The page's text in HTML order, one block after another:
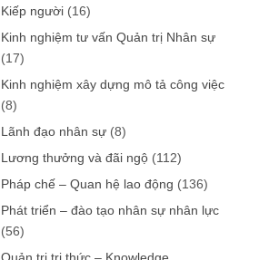
Kiếp người (16)
Kinh nghiệm tư vấn Quản trị Nhân sự
(17)
Kinh nghiệm xây dựng mô tả công việc
(8)
Lãnh đạo nhân sự (8)
Lương thưởng và đãi ngộ (112)
Pháp chế – Quan hệ lao động (136)
Phát triển – đào tạo nhân sự nhân lực
(56)